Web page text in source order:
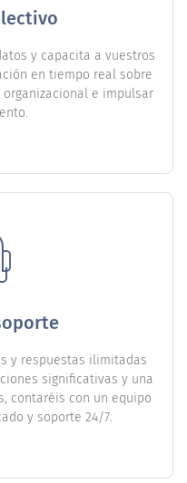
y capacita a vuestros
en tiempo real sobre
e impulsar
y respuestas ilimitadas
significativas y una
contaréis con un equipo
y soporte 24/7.